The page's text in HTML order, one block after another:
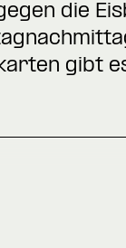
die
gibt